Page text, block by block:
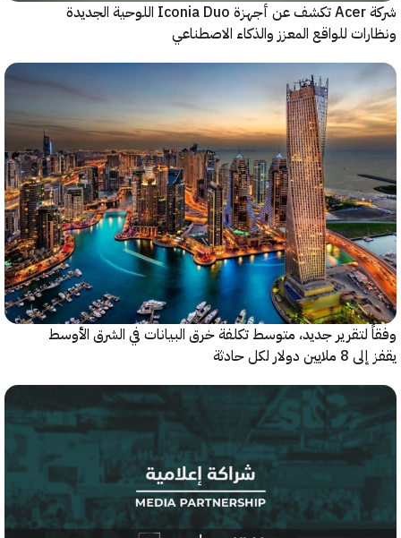
شركة Acer تكشف عن أجهزة Iconia Duo اللوحية الجديدة
المعزز والذكاء الاصطناعي
جديد، متوسط تكلفة خرق البيانات في الشرق الأوسط